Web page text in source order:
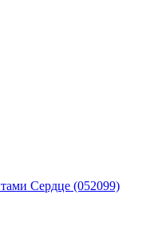
Сердце (052099)